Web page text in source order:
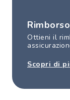
Ottieni il
Scopri di